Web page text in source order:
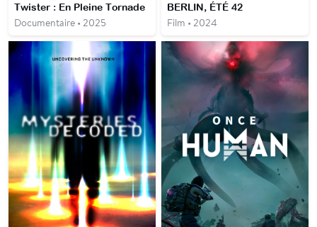
Twister : En Pleine Tornade
Documentaire • 2025
BERLIN, ÉTÉ 42
Film • 2024